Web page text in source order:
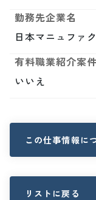
勤務先企業名
日本マニュファ
有料職業紹介案
いいえ
この仕事情報に
リストに戻る